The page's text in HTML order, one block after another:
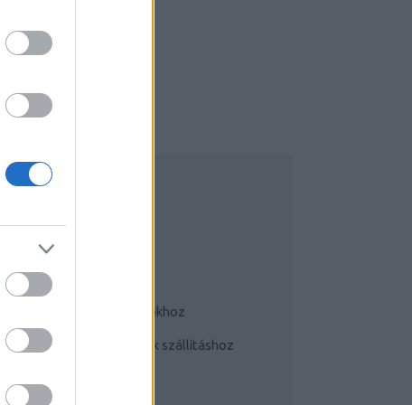
TUDATTÁGÍTÓ
Bringás tippek
Kerékpárok a mindennapokhoz
Teherhordó/ cargo bringák szállításhoz